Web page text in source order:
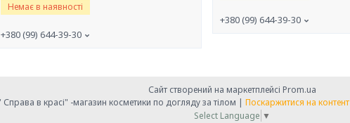
Немає в наявності
+380 (99) 644-39-30
+380 (99) 644-39-30
Сайт створений на маркетплейсі Prom.ua
" Справа в красі" -магазин косметики по догляду за тілом | Поскаржитися на контент
Select Language ▼